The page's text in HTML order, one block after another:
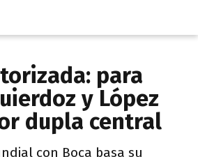
para
y López
dupla central
con Boca basa su